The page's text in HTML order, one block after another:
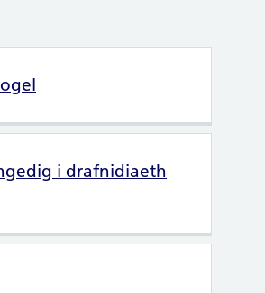
i drafnidiaeth